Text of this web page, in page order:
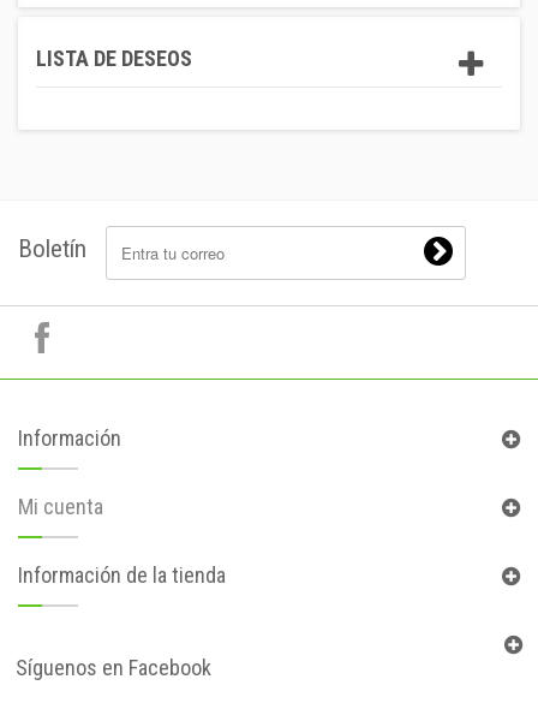
LISTA DE DESEOS
Boletín
Información
Mi cuenta
Información de la tienda
Síguenos en Facebook